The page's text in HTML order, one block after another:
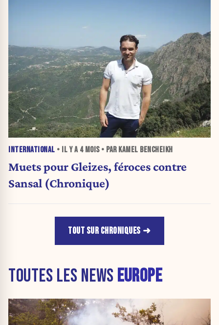
INTERNATIONAL • IL Y A 4 MOIS• PAR KAMEL BENCHEIKH
Muets pour Gleizes, féroces contre
Sansal (Chronique)
TOUT SUR CHRONIQUES
TOUTES LES NEWS EUROPE